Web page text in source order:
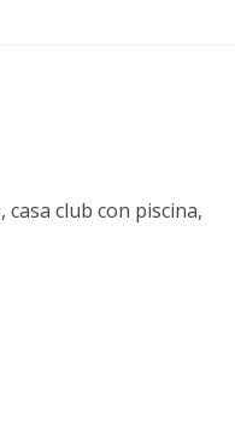
club con piscina,